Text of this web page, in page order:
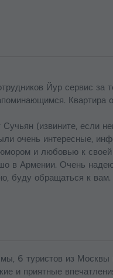
Йур сервис за
Квартира
(извините, если
очень интересные,
и любовью к своей
в Армении. Очень
буду обращаться к вам.
6 туристов из
и приятные